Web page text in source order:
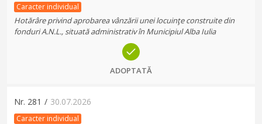
Caracter individual
Hotărâre privind aprobarea vânzării unei locuinţe construite din
fonduri A.N.L., situată administrativ în Municipiul Alba Iulia
ADOPTATĂ
Nr. 281 / 30.07.2026
Caracter individual